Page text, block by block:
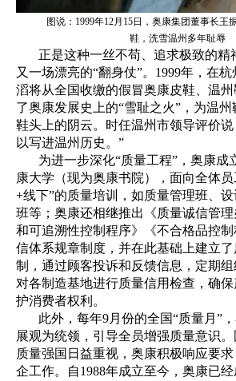
图说：1999年12月15日，奥康集团董事长王
鞋，洗雪温州多年耻辱
正是这种一丝不苟、追求极致的精
又一场漂亮的“翻身仗”。1999年，在
滔将从全国收缴的假冒奥康皮鞋、温
了奥康发展史上的“雪耻之火”，为温
鞋头上的阴云。时任温州市领导评价说
以写进温州历史。”
为进一步深化“质量工程”，奥康成
康大学（现为奥康书院），面向全体
+线下”的质量培训，如质量管理班、
班等；奥康还相继推出《质量诚信管
和可追溯性控制程序》《不合格品控
信体系规章制度，并在此基础上建立
制，通过顾客投诉和反馈信息，定期组
对各制造基地进行质量信用检查，确
护消费者权利。
此外，每年9月份的全国“质量月”
展观为统领，引导全员增强质量意识
质量强国日益重视，奥康积极响应要
企工作。自1988年成立至今，奥康已